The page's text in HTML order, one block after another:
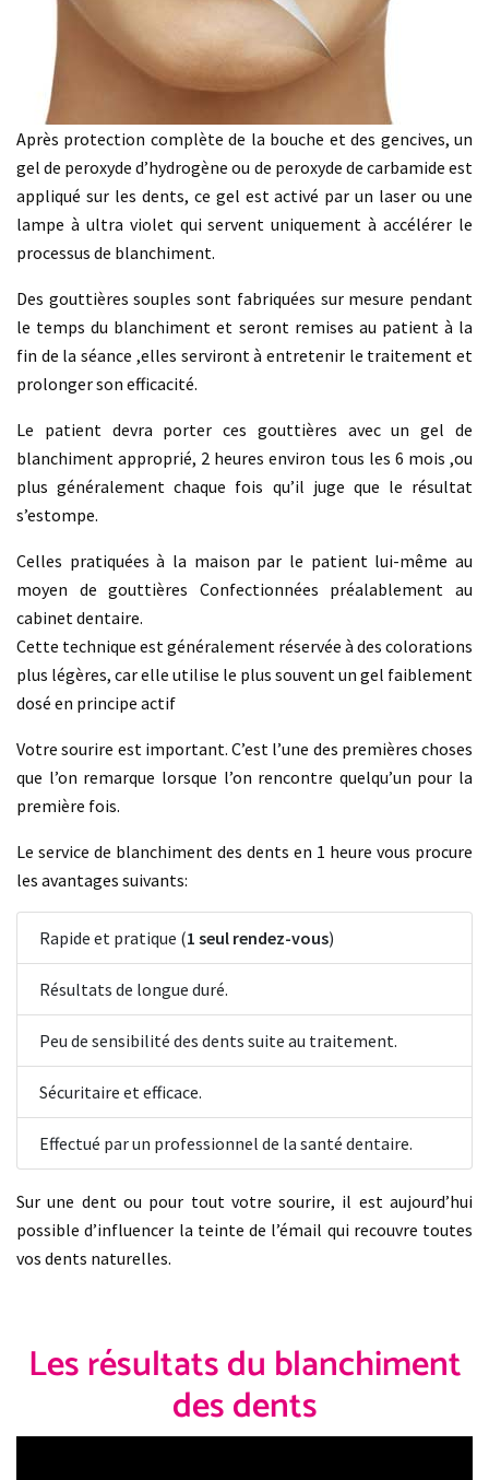
Après protection complète de la bouche et des gencives, un
gel de peroxyde d’hydrogène ou de peroxyde de carbamide est
appliqué sur les dents, ce gel est activé par un laser ou une
lampe à ultra violet qui servent uniquement à accélérer le
processus de blanchiment.
Des gouttières souples sont fabriquées sur mesure pendant
le temps du blanchiment et seront remises au patient à la
fin de la séance ,elles serviront à entretenir le traitement et
prolonger son efficacité.
Le patient devra porter ces gouttières avec un gel de
blanchiment approprié, 2 heures environ tous les 6 mois ,ou
plus généralement chaque fois qu’il juge que le résultat
s’estompe.
Celles pratiquées à la maison par le patient lui-même au
moyen de gouttières Confectionnées préalablement au
cabinet dentaire.
Cette technique est généralement réservée à des colorations
plus légères, car elle utilise le plus souvent un gel faiblement
dosé en principe actif
Votre sourire est important. C’est l’une des premières choses
que l’on remarque lorsque l’on rencontre quelqu’un pour la
première fois.
Le service de blanchiment des dents en 1 heure vous procure
les avantages suivants:
Rapide et pratique (1 seul rendez-vous)
Résultats de longue duré.
Peu de sensibilité des dents suite au traitement.
Sécuritaire et efficace.
Effectué par un professionnel de la santé dentaire.
Sur une dent ou pour tout votre sourire, il est aujourd’hui
possible d’influencer la teinte de l’émail qui recouvre toutes
vos dents naturelles.
Les résultats du blanchiment
des dents